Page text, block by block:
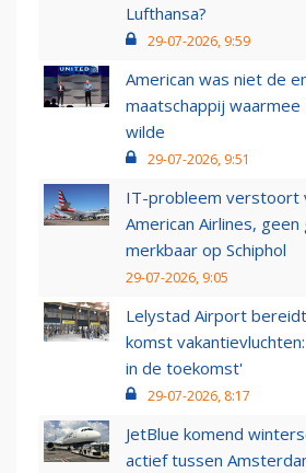
Lufthansa?
29-07-2026, 9:59
American was niet de
maatschappij
wilde
29-07-2026, 9:51
IT-probleem verstoort
American Airlines, geen
merkbaar op Schiphol
29-07-2026, 9:05
Lelystad Airport
komst
in de toekomst'
29-07-2026, 8:17
JetBlue komend
actief tussen